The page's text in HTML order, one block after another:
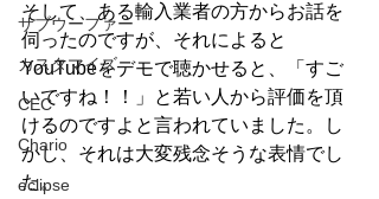
サブウーファー
カスタマイズ
CEC
Chario
eclipse
そして、ある輸入業者の方からお話を
伺ったのですが、それによると
YouTubeをデモで聴かせると、「すご
いですね！！」と若い人から評価を頂
けるのですよと言われていました。し
かし、それは大変残念そうな表情でし
た。